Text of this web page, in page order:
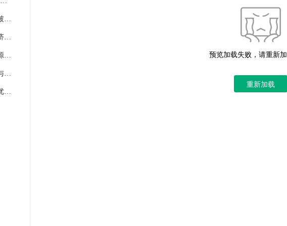
预览加载失败，请重新
重新加载
2026光子晶体光纤制备工艺突破与商业化进程评估报告
2026光伏组件回收技术路线经济性比较报告
2026光伏制氢技术突破与新能源协同发展前景报告
2026充电桩运营企业盈利模式与用户留存策略报告
2026健身镜产品人机交互体验优化与用户留存率提升策略